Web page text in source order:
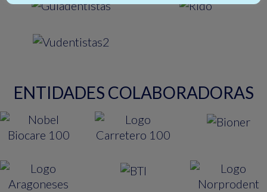
ENTIDADES COLABORADORAS